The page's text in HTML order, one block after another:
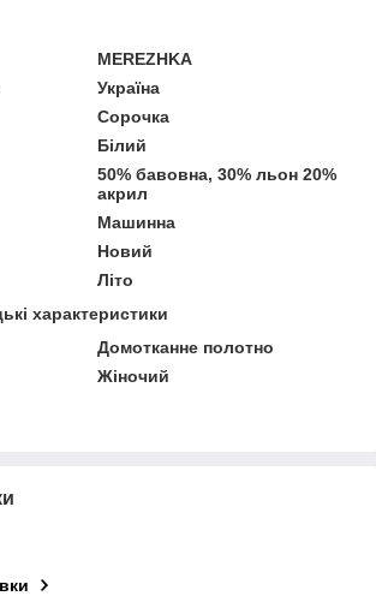
MEREZHKA
Україна
Сорочка
Білий
50% бавовна, 30% льон 20%
акрил
Машинна
Новий
Літо
характеристики
Домотканне полотно
Жіночий